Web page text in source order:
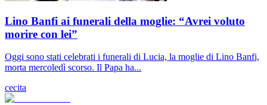
Lino Banfi ai funerali della moglie: “Avrei voluto
morire con lei”
Oggi sono stati celebrati i funerali di Lucia, la moglie di Lino Banfi,
morta mercoledì scorso. Il Papa ha...
cecita